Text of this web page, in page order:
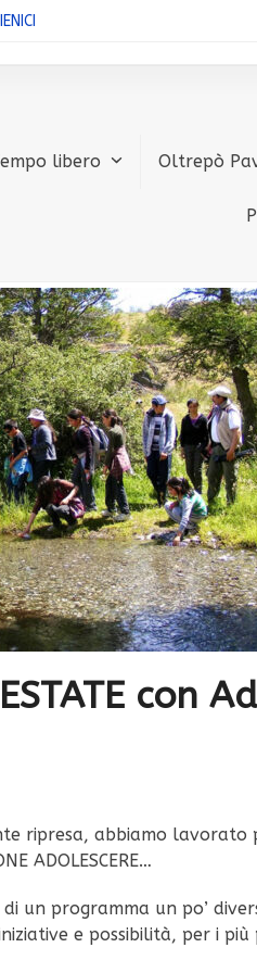
libero Oltrepò
con
ripresa, abbiamo
ADOLESCERE…
un programma un po’
e possibilità, per i